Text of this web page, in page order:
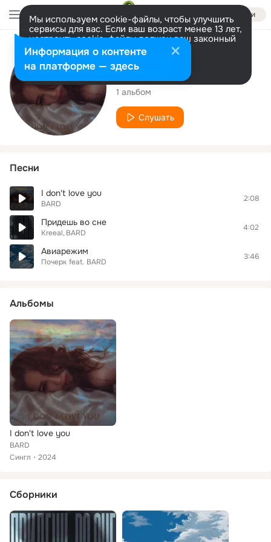
Войти
Мы используем cookie-файлы, чтобы улучшить
сервисы для вас. Если ваш возраст менее 13 лет,
настроить cookie-файлы должен ваш законный
представитель. Больше информации
Разрешить все Настроить
Исполнитель
BARD
1 альбом
Слушать
Песни
I don't love you
BARD
2:08
Придешь во сне
Kreeal BARD
4:02
Авиарежим
Почерк feat. BARD
3:46
Альбомы
I don't love you
BARD
Сингл
2024
Сборники
Информация о контенте
на платформе — здесь